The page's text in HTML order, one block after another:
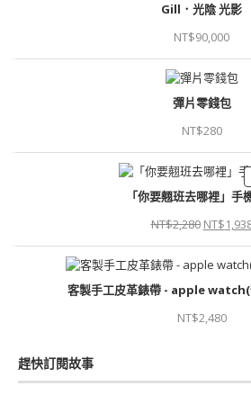
Gill．光陰 光影
NT$90,000
彈片零錢包
NT$280
「你要翹班去哪裡」手
NT$2,280 NT$
客製手工皮革錶帶 - apple watch(
NT$2,480
趕快訂閱故事